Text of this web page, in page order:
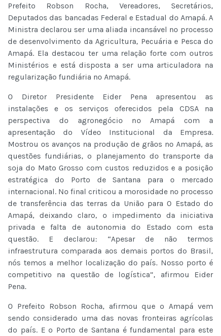
Prefeito Robson Rocha, Vereadores, Secretários,
Deputados das bancadas Federal e Estadual do Amapá. A
Ministra declarou ser uma aliada incansável no processo
de desenvolvimento da Agricultura, Pecuária e Pesca do
Amapá. Ela destacou ter uma relação forte com outros
Ministérios e está disposta a ser uma articuladora na
regularização fundiária no Amapá.
O Diretor Presidente Eider Pena apresentou as
instalações e os serviços oferecidos pela CDSA na
perspectiva do agronegócio no Amapá com a
apresentação do Vídeo Institucional da Empresa.
Mostrou os avanços na produção de grãos no Amapá, as
questões fundiárias, o planejamento do transporte da
soja do Mato Grosso com custos reduzidos e a posição
estratégica do Porto de Santana para o mercado
internacional. No final criticou a morosidade no processo
de transferência das terras da União para O Estado do
Amapá, deixando claro, o impedimento da iniciativa
privada e falta de autonomia do Estado com esta
questão. E declarou: “Apesar de não termos
infraestrutura comparada aos demais portos do Brasil,
nós temos a melhor localização do país. Nosso porto é
competitivo na questão de logística”, afirmou Eider
Pena.
O Prefeito Robson Rocha, afirmou que o Amapá vem
sendo considerado uma das novas fronteiras agrícolas
do país. E o Porto de Santana é fundamental para este